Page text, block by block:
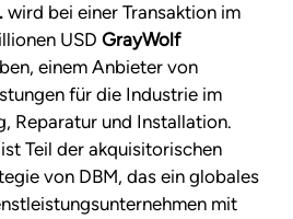
wird bei einer Transaktion im
USD GrayWolf
einem Anbieter von
für die Industrie im
Reparatur und Installation.
Teil der akquisitorischen
von DBM, das ein globales
mit